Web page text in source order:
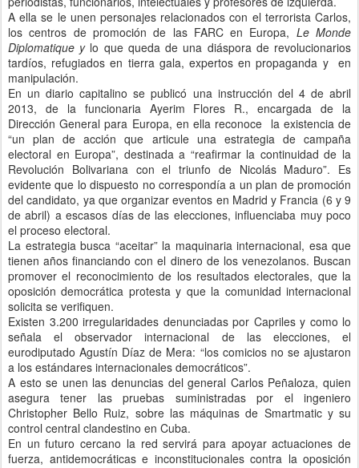
A ella se le unen personajes relacionados con el terrorista Carlos,
los centros de promoción de las FARC en Europa, Le Monde
Diplomatique y lo que queda de una diáspora de revolucionarios
tardíos, refugiados en tierra gala, expertos en propaganda y en
manipulación.
En un diario capitalino se publicó una instrucción del 4 de abril
2013, de la funcionaria Ayerim Flores R., encargada de la
Dirección General para Europa, en ella reconoce la existencia de
“un plan de acción que articule una estrategia de campaña
electoral en Europa”, destinada a “reafirmar la continuidad de la
Revolución Bolivariana con el triunfo de Nicolás Maduro”. Es
evidente que lo dispuesto no correspondía a un plan de promoción
del candidato, ya que organizar eventos en Madrid y Francia (6 y 9
de abril) a escasos días de las elecciones, influenciaba muy poco
el proceso electoral.
La estrategia busca “aceitar” la maquinaria internacional, esa que
tienen años financiando con el dinero de los venezolanos. Buscan
promover el reconocimiento de los resultados electorales, que la
oposición democrática protesta y que la comunidad internacional
solicita se verifiquen.
Existen 3.200 irregularidades denunciadas por Capriles y como lo
señala el observador internacional de las elecciones, el
eurodiputado Agustín Díaz de Mera: “los comicios no se ajustaron
a los estándares internacionales democráticos”.
A esto se unen las denuncias del general Carlos Peñaloza, quien
asegura tener las pruebas suministradas por el ingeniero
Christopher Bello Ruiz, sobre las máquinas de Smartmatic y su
control central clandestino en Cuba.
En un futuro cercano la red servirá para apoyar actuaciones de
fuerza, antidemocráticas e inconstitucionales contra la oposición